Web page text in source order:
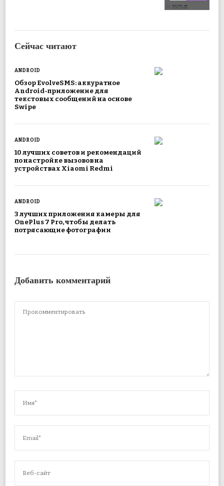
Сейчас читают
ANDROID
Обзор EvolveSMS: аккуратное
Android-приложение для
текстовых сообщений на основе
Swipe
ANDROID
10 лучших советов и рекомендаций
по настройке вызовов на
устройствах Xiaomi Redmi
ANDROID
3 лучших приложения камеры для
OnePlus 7 Pro, чтобы делать
потрясающие фотографии
Добавить комментарий